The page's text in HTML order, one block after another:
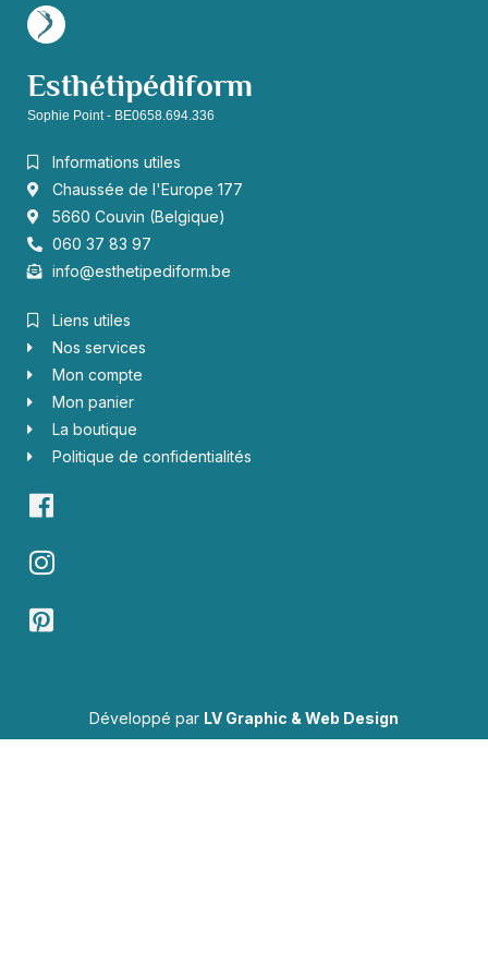
Esthétipédiform
Sophie Point - BE0658.694.336
Informations utiles
Chaussée de l'Europe 177
5660 Couvin (Belgique)
060 37 83 97
info@esthetipediform.be
Liens utiles
Nos services
Mon compte
Mon panier
La boutique
Politique de confidentialités
Développé par LV Graphic & Web Design